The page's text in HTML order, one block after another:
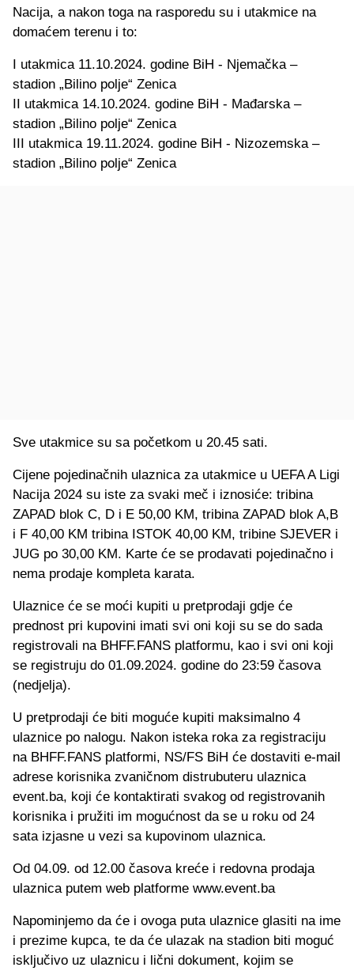
Nacija, a nakon toga na rasporedu su i utakmice na
domaćem terenu i to:
I utakmica 11.10.2024. godine BiH - Njemačka –
stadion „Bilino polje“ Zenica
II utakmica 14.10.2024. godine BiH - Mađarska –
stadion „Bilino polje“ Zenica
III utakmica 19.11.2024. godine BiH - Nizozemska –
stadion „Bilino polje“ Zenica
Sve utakmice su sa početkom u 20.45 sati.
Cijene pojedinačnih ulaznica za utakmice u UEFA A Ligi
Nacija 2024 su iste za svaki meč i iznosiće: tribina
ZAPAD blok C, D i E 50,00 KM, tribina ZAPAD blok A,B
i F 40,00 KM tribina ISTOK 40,00 KM, tribine SJEVER i
JUG po 30,00 KM. Karte će se prodavati pojedinačno i
nema prodaje kompleta karata.
Ulaznice će se moći kupiti u pretprodaji gdje će
prednost pri kupovini imati svi oni koji su se do sada
registrovali na BHFF.FANS platformu, kao i svi oni koji
se registruju do 01.09.2024. godine do 23:59 časova
(nedjelja).
U pretprodaji će biti moguće kupiti maksimalno 4
ulaznice po nalogu. Nakon isteka roka za registraciju
na BHFF.FANS platformi, NS/FS BiH će dostaviti e-mail
adrese korisnika zvaničnom distrubuteru ulaznica
event.ba, koji će kontaktirati svakog od registrovanih
korisnika i pružiti im mogućnost da se u roku od 24
sata izjasne u vezi sa kupovinom ulaznica.
Od 04.09. od 12.00 časova kreće i redovna prodaja
ulaznica putem web platforme www.event.ba
Napominjemo da će i ovoga puta ulaznice glasiti na ime
i prezime kupca, te da će ulazak na stadion biti moguć
isključivo uz ulaznicu i lični dokument, kojim se